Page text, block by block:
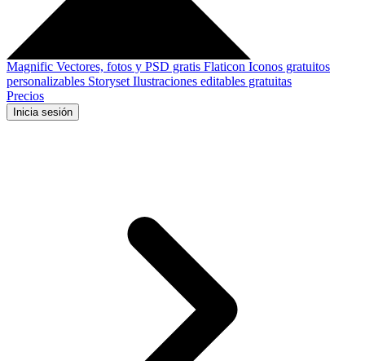
Magnific Vectores, fotos y PSD gratis Flaticon Iconos gratuitos
personalizables Storyset Ilustraciones editables gratuitas
Precios
Inicia sesión